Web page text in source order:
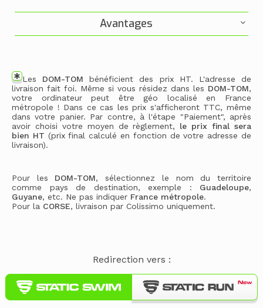
Avantages
Les DOM-TOM bénéficient des prix HT. L'adresse de
livraison fait foi. Même si vous résidez dans les DOM-TOM,
votre ordinateur peut être géo localisé en France
métropole ! Dans ce cas les prix s'afficheront TTC, même
dans votre panier. Par contre, à l'étape "Paiement", après
avoir choisi votre moyen de règlement, le prix final sera
bien HT (prix final calculé en fonction de votre adresse de
livraison).
Pour les DOM-TOM, sélectionnez le nom du territoire
comme pays de destination, exemple : Guadeloupe,
Guyane, etc. Ne pas indiquer France métropole.
Pour la CORSE, livraison par Colissimo uniquement.
Redirection vers :